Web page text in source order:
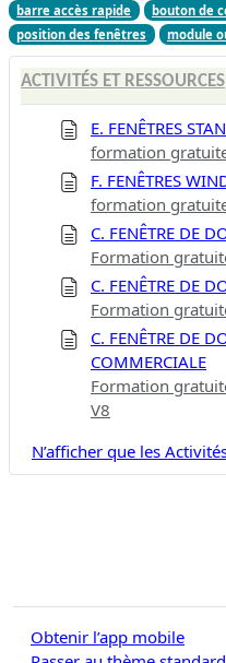
barre accès rapide
bouton de
position des fenêtres
module
ACTIVITÉS ET RESSOURCES
E. FENÊTRES
formation
F. FENÊTRES
formation
C. FENÊTRE DE
Formation
C. FENÊTRE DE
Formation
C. FENÊTRE DE
COMMERCIALE
Formation
V8
N’afficher que les
Obtenir l’app mobile